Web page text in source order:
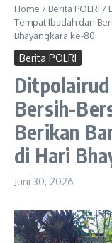
Home / Berita POLRI /
Tempat Ibadah dan
Bhayangkara ke-80
Berita POLRI
Bersih-
Berikan
di Hari
Juni 30, 2026